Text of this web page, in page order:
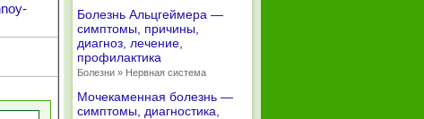
Болезнь Альцгеймера —
симптомы, причины,
диагноз, лечение,
профилактика
Болезни » Нервная система
Мочекаменная болезнь —
симптомы, диагностика,